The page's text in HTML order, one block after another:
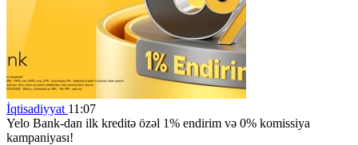
İqtisadiyyat 11:07
Yelo Bank-dan ilk kreditə özəl 1% endirim və 0% komissiya
kampaniyası!